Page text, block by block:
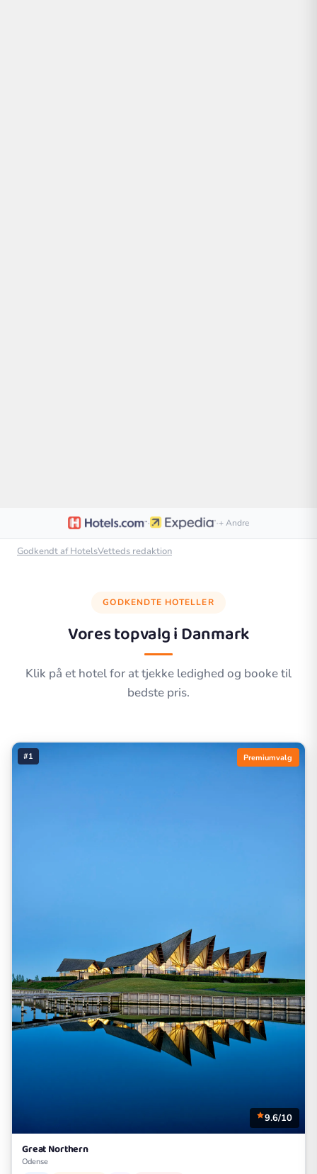
· ·+ Andre
Godkendt af HotelsVetteds redaktion
GODKENDTE HOTELLER
Vores topvalg iDanmark
Klik på et hotel for at tjekke ledighed og booke til
bedste pris.
#1 Premiumvalg
9.6/10
Great Northern
Odense